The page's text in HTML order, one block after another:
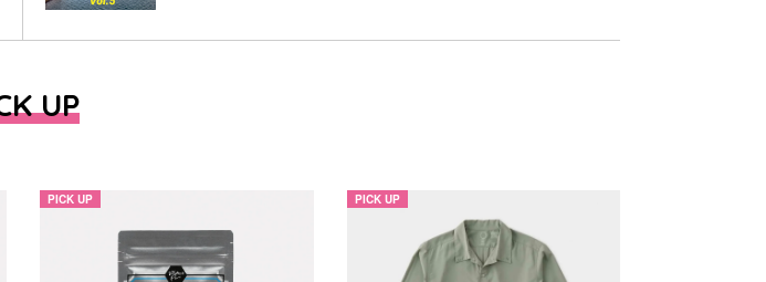
UP
PICK UP PICK UP